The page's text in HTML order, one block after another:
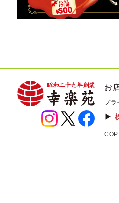
お
プラ
▶